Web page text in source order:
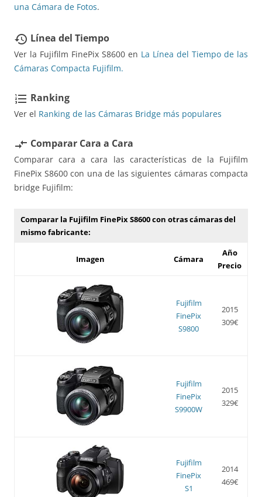
una Cámara de Fotos.
restore Línea del Tiempo
Ver la Fujifilm FinePix S8600 en La Línea del Tiempo de las
Cámaras Compacta Fujifilm.
format_list_numbered Ranking
Ver el Ranking de las Cámaras Bridge más populares
compare_arrows Comparar Cara a Cara
Comparar cara a cara las características de la Fujifilm
FinePix S8600 con una de las siguientes cámaras compacta
bridge Fujifilm:
Comparar la Fujifilm FinePix S8600 con otras cámaras del
mismo fabricante:
Imagen Cámara
Año
Precio
Fujifilm
FinePix
S9800
2015
309€
Fujifilm
FinePix
S9900W
2015
329€
Fujifilm
FinePix
S1
2014
469€